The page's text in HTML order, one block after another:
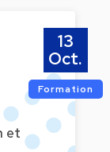
et
13
Oct.
Formation